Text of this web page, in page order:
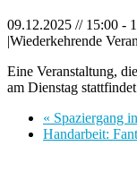
09.12.2025 // 15:00 -
|Wiederkehrende
Eine Veranstaltung,
am Dienstag
« Spaziergang
Handarbeit: